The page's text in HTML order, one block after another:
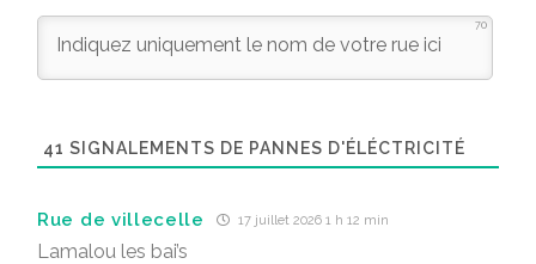
70
41 SIGNALEMENTS DE PANNES D'ÉLÉCTRICITÉ
Rue de villecelle 17 juillet 2026 1 h 12 min
Lamalou les bai’s